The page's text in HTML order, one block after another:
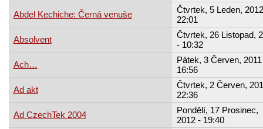
Abdel Kechiche: Černá venuše
Čtvrtek, 5 Leden,
22:01
Absolvent
Čtvrtek, 26 Listopad,
- 10:32
Ach…
Pátek, 3 Červen,
16:56
Ad akt
Čtvrtek, 2 Červen,
22:36
Ad CzechTek 2004
Pondělí, 17 Prosinec,
2012 - 19:40